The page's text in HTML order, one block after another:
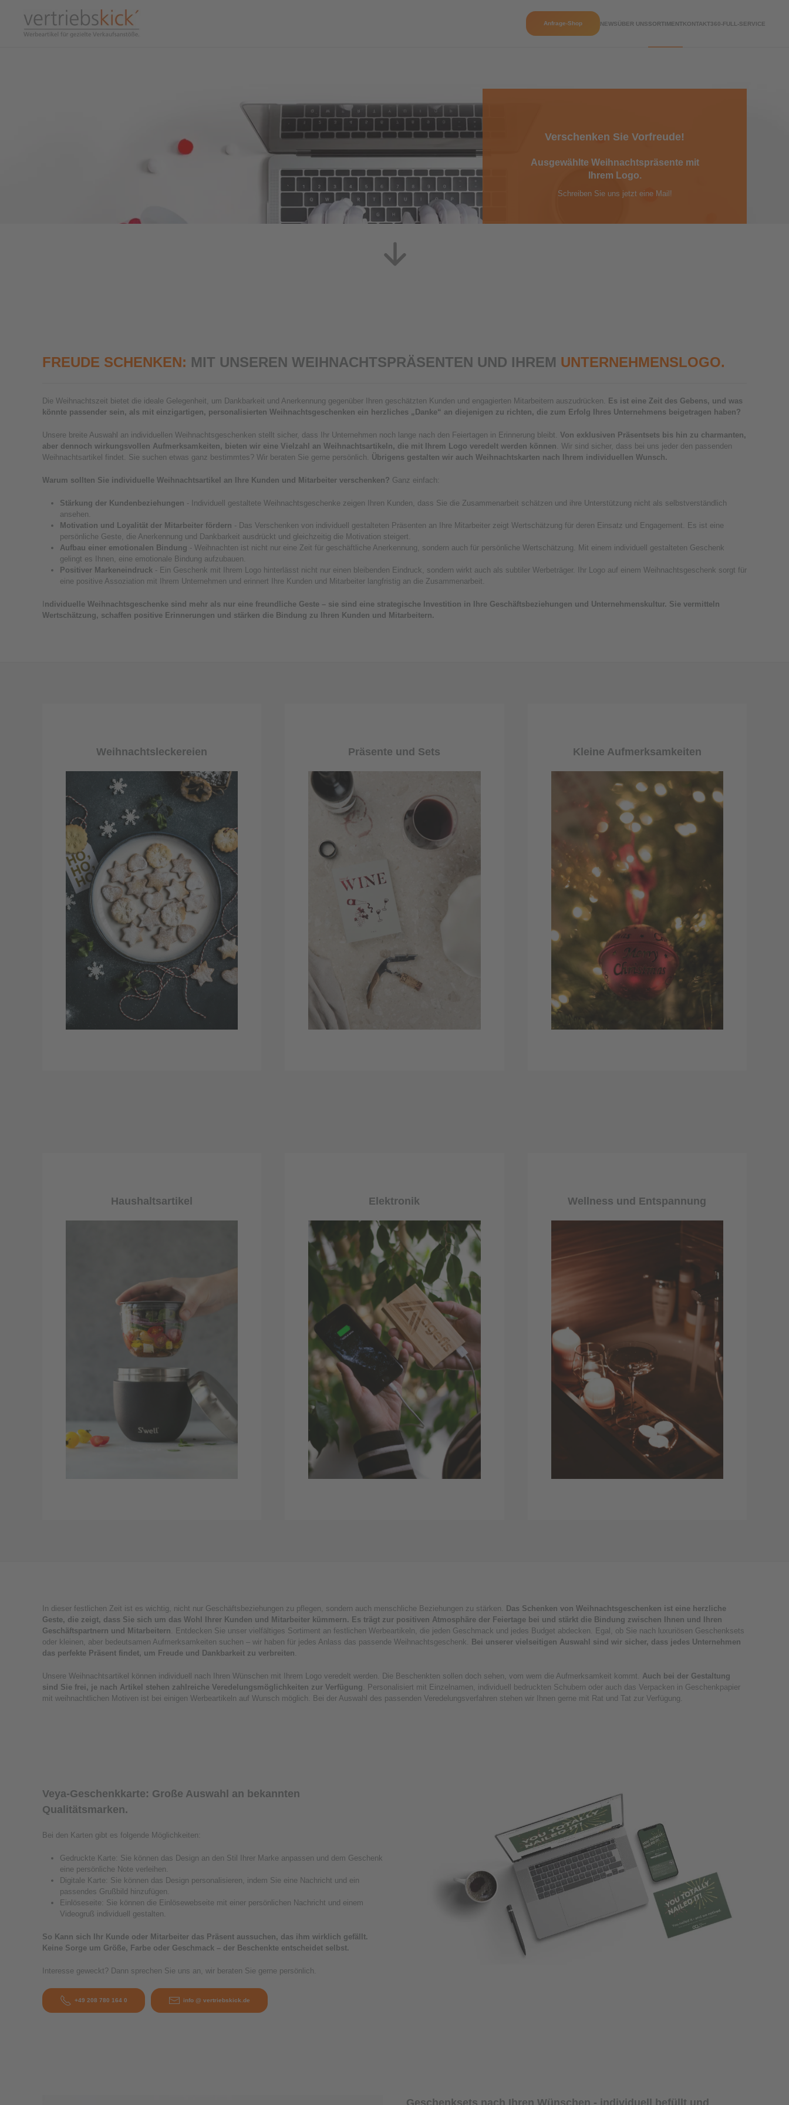
Skip to main content
Anfrage-Shop NEWSÜBER UNSSORTIMENTKONTAKT360-FULL-SERVICE
Verschenken Sie Vorfreude!
Ausgewählte Weihnachtspräsente mit
Ihrem Logo.
Schreiben Sie uns jetzt eine Mail!
FREUDE SCHENKEN: MIT UNSEREN WEIHNACHTSPRÄSENTEN UND IHREM UNTERNEHMENSLOGO.
Die Weihnachtszeit bietet die ideale Gelegenheit, um Dankbarkeit und Anerkennung gegenüber Ihren geschätzten Kunden und engagierten Mitarbeitern auszudrücken. Es ist eine Zeit des Gebens, und was
könnte passender sein, als mit einzigartigen, personalisierten Weihnachtsgeschenken ein herzliches „Danke“ an diejenigen zu richten, die zum Erfolg Ihres Unternehmens beigetragen haben?
Unsere breite Auswahl an individuellen Weihnachtsgeschenken stellt sicher, dass Ihr Unternehmen noch lange nach den Feiertagen in Erinnerung bleibt. Von exklusiven Präsentsets bis hin zu charmanten,
aber dennoch wirkungsvollen Aufmerksamkeiten, bieten wir eine Vielzahl an Weihnachtsartikeln, die mit Ihrem Logo veredelt werden können. Wir sind sicher, dass bei uns jeder den passenden
Weihnachtsartikel findet. Sie suchen etwas ganz bestimmtes? Wir beraten Sie gerne persönlich. Übrigens gestalten wir auch Weihnachtskarten nach Ihrem individuellen Wunsch.
Warum sollten Sie individuelle Weihnachtsartikel an Ihre Kunden und Mitarbeiter verschenken? Ganz einfach:
Stärkung der Kundenbeziehungen - Individuell gestaltete Weihnachtsgeschenke zeigen Ihren Kunden, dass Sie die Zusammenarbeit schätzen und ihre Unterstützung nicht als selbstverständlich
ansehen.
Motivation und Loyalität der Mitarbeiter fördern - Das Verschenken von individuell gestalteten Präsenten an Ihre Mitarbeiter zeigt Wertschätzung für deren Einsatz und Engagement. Es ist eine
persönliche Geste, die Anerkennung und Dankbarkeit ausdrückt und gleichzeitig die Motivation steigert.
Aufbau einer emotionalen Bindung - Weihnachten ist nicht nur eine Zeit für geschäftliche Anerkennung, sondern auch für persönliche Wertschätzung. Mit einem individuell gestalteten Geschenk
gelingt es Ihnen, eine emotionale Bindung aufzubauen.
Positiver Markeneindruck - Ein Geschenk mit Ihrem Logo hinterlässt nicht nur einen bleibenden Eindruck, sondern wirkt auch als subtiler Werbeträger. Ihr Logo auf einem Weihnachtsgeschenk sorgt für
eine positive Assoziation mit Ihrem Unternehmen und erinnert Ihre Kunden und Mitarbeiter langfristig an die Zusammenarbeit.
ndividuelle Weihnachtsgeschenke sind mehr als nur eine freundliche Geste – sie sind eine strategische Investition in Ihre Geschäftsbeziehungen und Unternehmenskultur. Sie vermitteln
Wertschätzung, schaffen positive Erinnerungen und stärken die Bindung zu Ihren Kunden und Mitarbeitern.
Weihnachtsleckereien
Zimtsterne, Stollen oder Lebkuchen
bringen Ihre Kunden und Mitarbeiter in
weihnachtliche Stimmung. Aber auch
Nüsse und beispielsweise
Adventskalender sind sehr beliegt.
Zur Produktauswahl
Präsente und Sets
Hochwertige Präsente wie Stanley-Becher,
kuschelige Wolldecken, Shopper von
reisenthel oder auch weihnachtliche
Präsentsets.
Kleine Aufmerksamkeiten
Weihnachten ist die Zeit des Schenkens!
Machen Sie Ihren Kunden und
Mitarbeitern doch eine kleine Freude mit
Give-aways und Aufmerksamkeiten bis 10
Zur Produktauswahl
Haushaltsartikel
Werbeartikel für den Weihnachtstisch,
stimmungsvolle Weihnachtskerzen, ToGo
Artikel oder auch Kochutensilien. Diese
besonders beliebt.
Elektronik
Zu Weihnachten sind Werbeartikel aus der
Kategorie Elektronik besonders gefragt.
Sie vereinen Nützlichkeit und modernen
Lifestyle. Beliebte Weihnachtsgeschenke
sind Powerbanks, kabellose Lautsprecher,
Kopfhörer u.v.m.
Zur Produktauswahl
Wellness und Entspannung
Zeit für sich und die Familie: Kosmetik- und
Wellnessartikel, Kerzen, Hausschuhe und
kuschelige Socken sowie Decken. Alles für
die gemütliche Jahreszeit.
Zur Produktauswahl
In dieser festlichen Zeit ist es wichtig, nicht nur Geschäftsbeziehungen zu pflegen, sondern auch menschliche Beziehungen zu stärken. Das Schenken von Weihnachtsgeschenken ist eine herzliche
Geste, die zeigt, dass Sie sich um das Wohl Ihrer Kunden und Mitarbeiter kümmern. Es trägt zur positiven Atmosphäre der Feiertage bei und stärkt die Bindung zwischen Ihnen und Ihren
Geschäftspartnern und Mitarbeitern. Entdecken Sie unser vielfältiges Sortiment an festlichen Werbeartikeln, die jeden Geschmack und jedes Budget abdecken. Egal, ob Sie nach luxuriösen Geschenksets
oder kleinen, aber bedeutsamen Aufmerksamkeiten suchen – wir haben für jedes Anlass das passende Weihnachtsgeschenk. Bei unserer vielseitigen Auswahl sind wir sicher, dass jedes Unternehmen
das perfekte Präsent findet, um Freude und Dankbarkeit zu verbreiten.
Unsere Weihnachtsartikel können individuell nach Ihren Wünschen mit Ihrem Logo veredelt werden. Die Beschenkten sollen doch sehen, vom wem die Aufmerksamkeit kommt. Auch bei der Gestaltung
sind Sie frei, je nach Artikel stehen zahlreiche Veredelungsmöglichkeiten zur Verfügung. Personalisiert mit Einzelnamen, individuell bedruckten Schubern oder auch das Verpacken in Geschenkpapier
mit weihnachtlichen Motiven ist bei einigen Werbeartikeln auf Wunsch möglich. Bei der Auswahl des passenden Veredelungsverfahren stehen wir Ihnen gerne mit Rat und Tat zur Verfügung.
Veya-Geschenkkarte: Große Auswahl an bekannten
Qualitätsmarken.
Bei den Karten gibt es folgende Möglichkeiten:
Gedruckte Karte: Sie können das Design an den Stil Ihrer Marke anpassen und dem Geschenk
eine persönliche Note verleihen.
Digitale Karte: Sie können das Design personalisieren, indem Sie eine Nachricht und ein
passendes Grußbild hinzufügen.
Einlöseseite: Sie können die Einlösewebseite mit einer persönlichen Nachricht und einem
Videogruß individuell gestalten.
So Kann sich Ihr Kunde oder Mitarbeiter das Präsent aussuchen, das ihm wirklich gefällt.
Keine Sorge um Größe, Farbe oder Geschmack – der Beschenkte entscheidet selbst.
Interesse geweckt? Dann sprechen Sie uns an, wir beraten Sie gerne persönlich.
+49 208 780 164 0 info @ vertriebskick.de